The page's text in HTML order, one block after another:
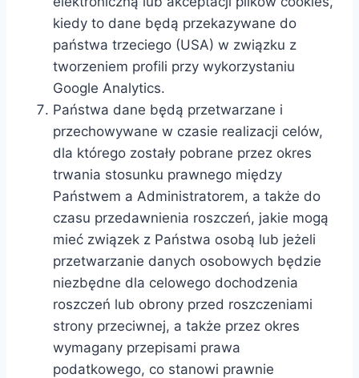
kiedy to dane będą przekazywane do
państwa trzeciego (USA) w związku z
tworzeniem profili przy wykorzystaniu
Google Analytics.
Państwa dane będą przetwarzane i
przechowywane w czasie realizacji celów,
dla którego zostały pobrane przez okres
trwania stosunku prawnego między
Państwem a Administratorem, a także do
czasu przedawnienia roszczeń, jakie mogą
mieć związek z Państwa osobą lub jeżeli
przetwarzanie danych osobowych będzie
niezbędne dla celowego dochodzenia
roszczeń lub obrony przed roszczeniami
strony przeciwnej, a także przez okres
wymagany przepisami prawa
podatkowego, co stanowi prawnie